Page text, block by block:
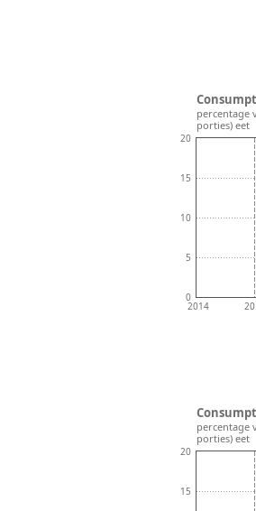
2014
0
5
10
15
20
percentage
porties) eet
15
20
percentage
porties) eet